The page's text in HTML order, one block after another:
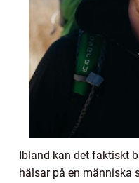
Ibland kan det faktiskt
hälsar på en människa